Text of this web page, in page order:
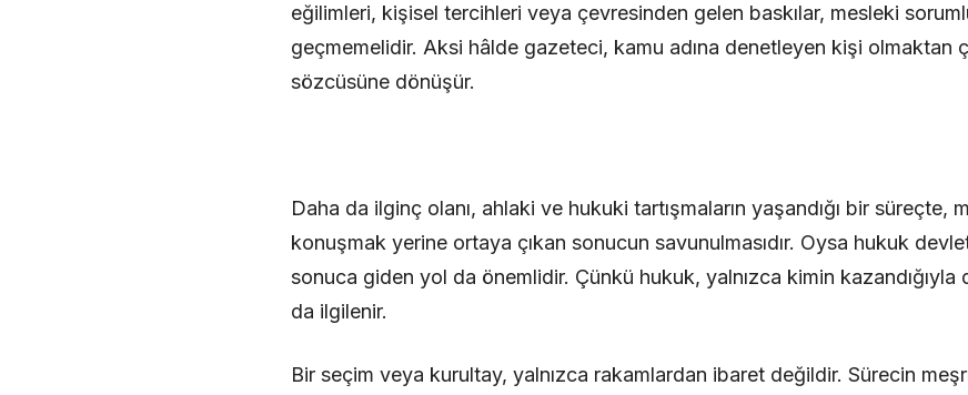
eğilimleri, kişisel tercihleri veya çevresinden gelen baskılar, mesleki
geçmemelidir. Aksi hâlde gazeteci, kamu adına denetleyen kişi olmaktan
sözcüsüne dönüşür.
Daha da ilginç olanı, ahlaki ve hukuki tartışmaların yaşandığı bir süreçte,
konuşmak yerine ortaya çıkan sonucun savunulmasıdır. Oysa hukuk
sonuca giden yol da önemlidir. Çünkü hukuk, yalnızca kimin kazandığıyla
da ilgilenir.
Bir seçim veya kurultay, yalnızca rakamlardan ibaret değildir. Sürecin